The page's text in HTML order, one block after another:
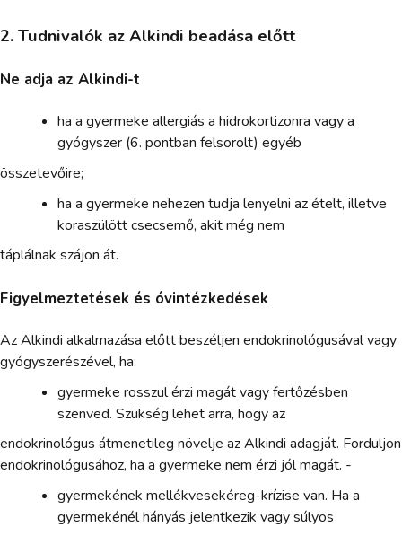
2. Tudnivalók az Alkindi beadása előtt
Ne adja az Alkindi-t
ha a gyermeke allergiás a hidrokortizonra vagy a
gyógyszer (6. pontban felsorolt) egyéb
összetevőire;
ha a gyermeke nehezen tudja lenyelni az ételt, illetve
koraszülött csecsemő, akit még nem
táplálnak szájon át.
Figyelmeztetések és óvintézkedések
Az Alkindi alkalmazása előtt beszéljen endokrinológusával vagy
gyógyszerészével, ha:
gyermeke rosszul érzi magát vagy fertőzésben
szenved. Szükség lehet arra, hogy az
endokrinológus átmenetileg növelje az Alkindi adagját. Forduljon
endokrinológusához, ha a gyermeke nem érzi jól magát. -
gyermekének mellékvesekéreg-krízise van. Ha a
gyermekénél hányás jelentkezik vagy súlyos